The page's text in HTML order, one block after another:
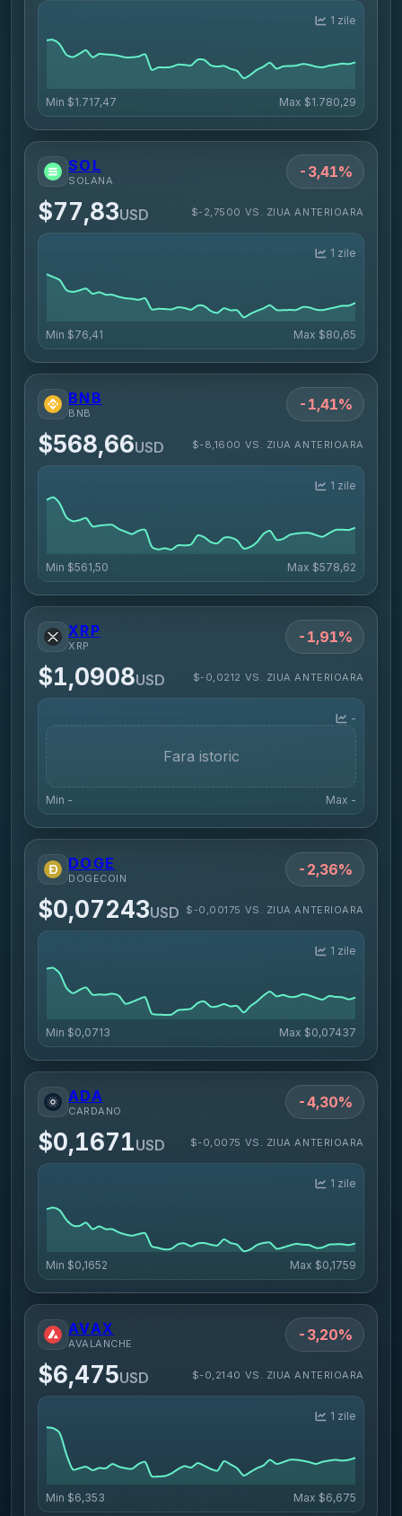
1 zile
Min $1.717,47 Max $1.780,29
SOL
SOLANA -3,41%
$77,83USD $-2,7500 VS. ZIUA ANTERIOARA
1 zile
Min $76,41 Max $80,65
BNB
BNB -1,41%
$568,66USD $-8,1600 VS. ZIUA ANTERIOARA
1 zile
Min $561,50 Max $578,62
XRP
XRP -1,91%
$1,0908USD $-0,0212 VS. ZIUA ANTERIOARA
-
Fara istoric
Min - Max -
DOGE
DOGECOIN -2,36%
$0,07243USD $-0,00175 VS. ZIUA ANTERIOARA
1 zile
Min $0,0713 Max $0,07437
ADA
CARDANO -4,30%
$0,1671USD $-0,0075 VS. ZIUA ANTERIOARA
1 zile
Min $0,1652 Max $0,1759
AVAX
AVALANCHE -3,20%
$6,475USD $-0,2140 VS. ZIUA ANTERIOARA
1 zile
Min $6,353 Max $6,675